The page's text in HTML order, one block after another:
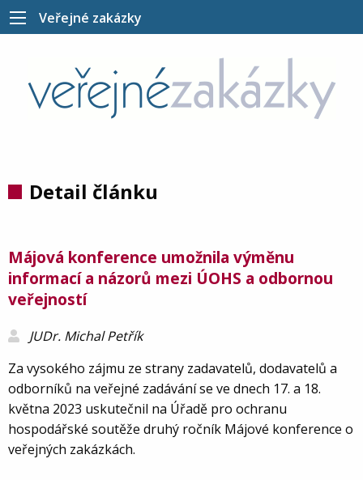
Veřejné zakázky
Detail článku
Májová konference umožnila výměnu
informací a názorů mezi ÚOHS a odbornou
veřejností
JUDr. Michal Petřík
Za vysokého zájmu ze strany zadavatelů, dodavatelů a
odborníků na veřejné zadávání se ve dnech 17. a 18.
května 2023 uskutečnil na Úřadě pro ochranu
hospodářské soutěže druhý ročník Májové konference o
veřejných zakázkách.